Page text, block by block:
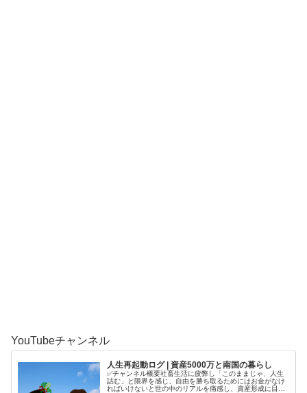
YouTubeチャンネル
人生再起動ログ | 資産5000万と南国の暮らし
✅チャンネル概要社畜生活に疲弊し「このままじゃ、人生
詰む」と限界を感じ、自由を勝ち取るためにはお金がなけ
ればいけないと世の中のリアルを痛感し、資産形成に目覚